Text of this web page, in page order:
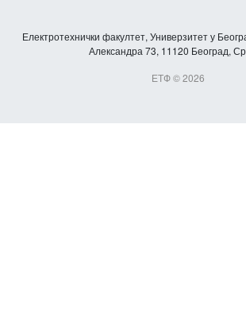
Електротехнички факултет, Универзитет у
Александра 73, 11120 Београд,
ЕТФ © 2026